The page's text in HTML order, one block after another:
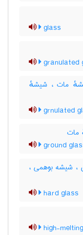
glass
granulated
مات ، شیشهٔ
grnulated
مات
ground
شیشه بوهمی ،
hard glass
high-